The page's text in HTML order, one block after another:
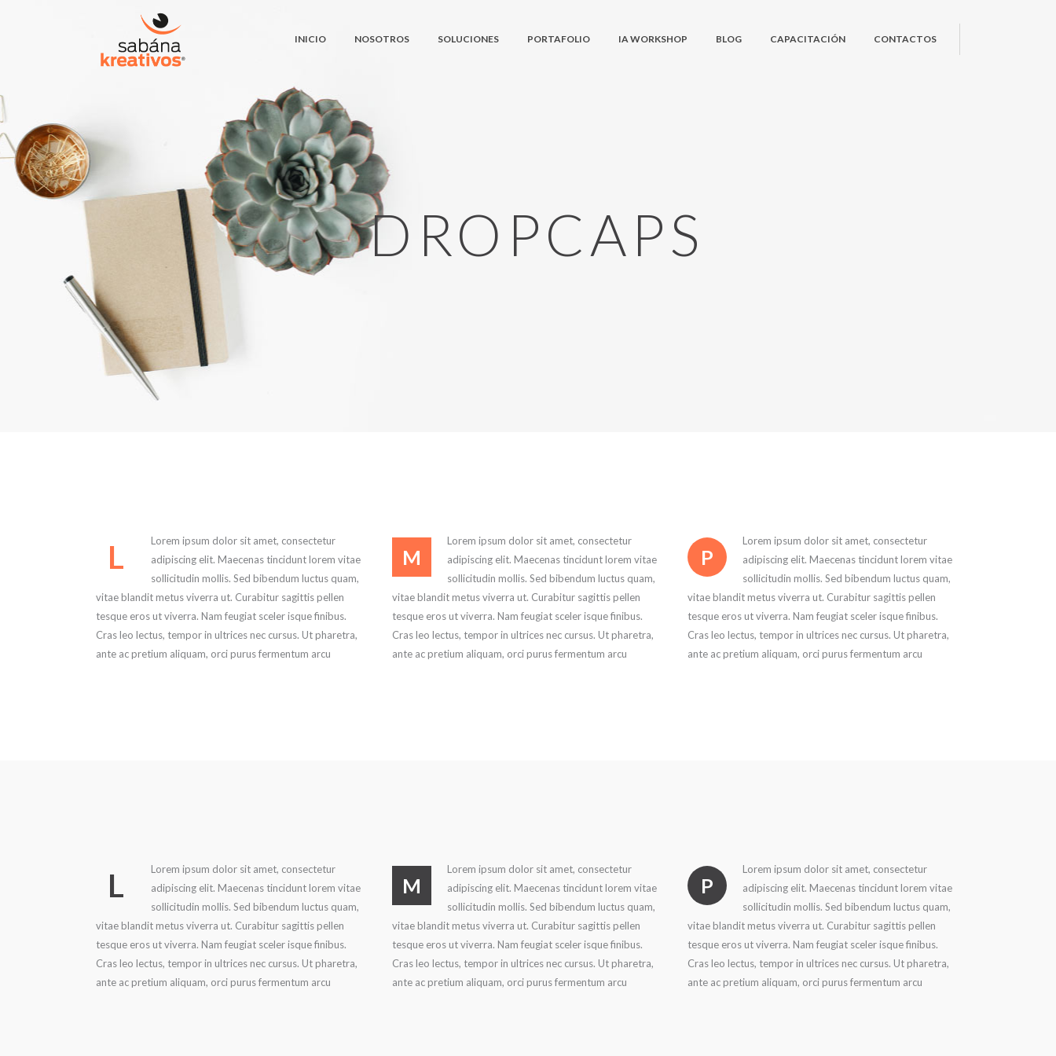
INICIO NOSOTROS SOLUCIONES PORTAFOLIO IA WORKSHOP BLOG CAPACITACIÓN CONTACTOS
DROPCAPS
L
Lorem ipsum dolor sit amet, consectetur
adipiscing elit. Maecenas tincidunt lorem vitae
sollicitudin mollis. Sed bibendum luctus quam,
vitae blandit metus viverra ut. Curabitur sagittis pellen
tesque eros ut viverra. Nam feugiat sceler isque finibus.
Cras leo lectus, tempor in ultrices nec cursus. Ut pharetra,
ante ac pretium aliquam, orci purus fermentum arcu
M
Lorem ipsum dolor sit amet, consectetur
adipiscing elit. Maecenas tincidunt lorem vitae
sollicitudin mollis. Sed bibendum luctus quam,
vitae blandit metus viverra ut. Curabitur sagittis pellen
tesque eros ut viverra. Nam feugiat sceler isque finibus.
Cras leo lectus, tempor in ultrices nec cursus. Ut pharetra,
ante ac pretium aliquam, orci purus fermentum arcu
P
Lorem ipsum dolor sit amet, consectetur
adipiscing elit. Maecenas tincidunt lorem vitae
sollicitudin mollis. Sed bibendum luctus quam,
vitae blandit metus viverra ut. Curabitur sagittis pellen
tesque eros ut viverra. Nam feugiat sceler isque finibus.
Cras leo lectus, tempor in ultrices nec cursus. Ut pharetra,
ante ac pretium aliquam, orci purus fermentum arcu
L
Lorem ipsum dolor sit amet, consectetur
adipiscing elit. Maecenas tincidunt lorem vitae
sollicitudin mollis. Sed bibendum luctus quam,
vitae blandit metus viverra ut. Curabitur sagittis pellen
tesque eros ut viverra. Nam feugiat sceler isque finibus.
Cras leo lectus, tempor in ultrices nec cursus. Ut pharetra,
ante ac pretium aliquam, orci purus fermentum arcu
M
Lorem ipsum dolor sit amet, consectetur
adipiscing elit. Maecenas tincidunt lorem vitae
sollicitudin mollis. Sed bibendum luctus quam,
vitae blandit metus viverra ut. Curabitur sagittis pellen
tesque eros ut viverra. Nam feugiat sceler isque finibus.
Cras leo lectus, tempor in ultrices nec cursus. Ut pharetra,
ante ac pretium aliquam, orci purus fermentum arcu
P
Lorem ipsum dolor sit amet, consectetur
adipiscing elit. Maecenas tincidunt lorem vitae
sollicitudin mollis. Sed bibendum luctus quam,
vitae blandit metus viverra ut. Curabitur sagittis pellen
tesque eros ut viverra. Nam feugiat sceler isque finibus.
Cras leo lectus, tempor in ultrices nec cursus. Ut pharetra,
ante ac pretium aliquam, orci purus fermentum arcu